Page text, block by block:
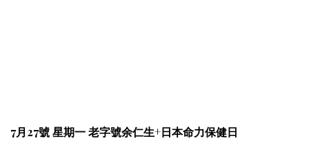
7月27號 星期一 老字號余仁生+日本命力保健日